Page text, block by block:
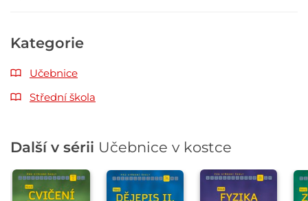
Kategorie
Učebnice
Střední škola
Další v sérii Učebnice v kostce